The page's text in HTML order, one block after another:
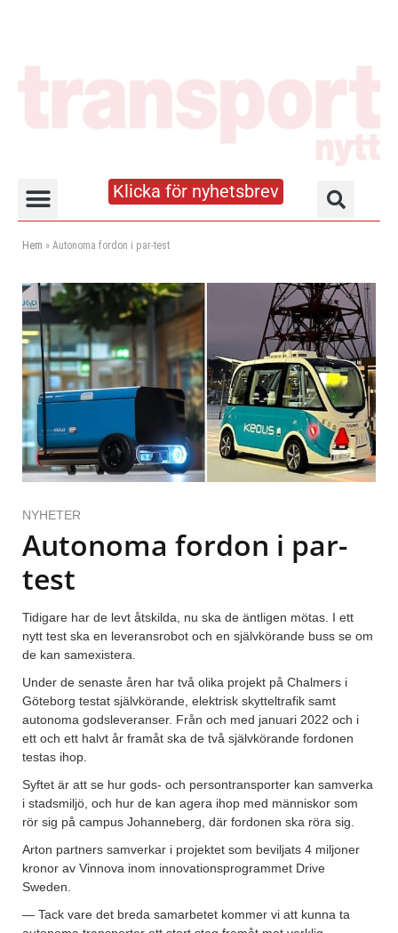
Klicka för nyhetsbrev
Hem » Autonoma fordon i par-test
NYHETER
Autonoma fordon i par-
test
Tidigare har de levt åtskilda, nu ska de äntligen mötas. I ett
nytt test ska en leveransrobot och en självkörande buss se om
de kan samexistera.
Under de senaste åren har två olika projekt på Chalmers i
Göteborg testat självkörande, elektrisk skytteltrafik samt
autonoma godsleveranser. Från och med januari 2022 och i
ett och ett halvt år framåt ska de två självkörande fordonen
testas ihop.
Syftet är att se hur gods- och persontransporter kan samverka
i stadsmiljö, och hur de kan agera ihop med människor som
rör sig på campus Johanneberg, där fordonen ska röra sig.
Arton partners samverkar i projektet som beviljats 4 miljoner
kronor av Vinnova inom innovationsprogrammet Drive
Sweden.
— Tack vare det breda samarbetet kommer vi att kunna ta